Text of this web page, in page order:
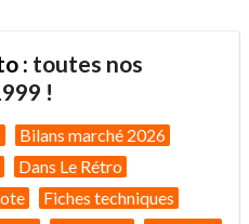
: toutes nos
!
Bilans marché 2026
Dans Le Rétro
Fiches techniques